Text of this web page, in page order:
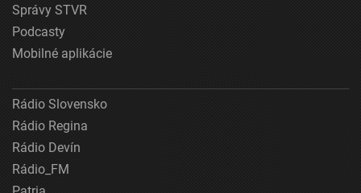
Správy STVR
Podcasty
Mobilné aplikácie
Rádio Slovensko
Rádio Regina
Rádio Devín
Rádio_FM